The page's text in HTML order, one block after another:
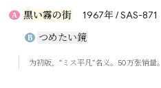
A 黒い霧の街 1967年 / SAS-871
B つめたい鏡
为初版，“ミス平凡”名义。50万张销量。